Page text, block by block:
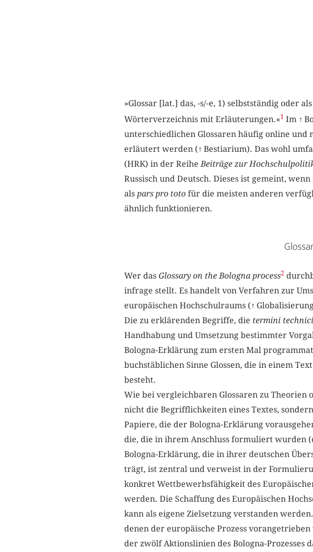
»Glossar [lat.] das, -s/-e, 1) selbstständig oder
Wörterverzeichnis mit Erläuterungen.«1Im ↑
unterschiedlichen Glossaren häufig online und
erläutert werden (↑ Bestiarium). Das wohl
(HRK) in der ReiheBeiträge zur
Russisch und Deutsch. Dieses ist gemeint,
als pars pro totofür die meisten anderen
ähnlich funktionieren.
Wer das Glossary on the Bologna process2
infrage stellt. Es handelt von Verfahren zur
europäischen Hochschulraums (↑
Die zu erklärenden Begriffe, die termini technici
Handhabung und Umsetzung bestimmter
Bologna-Erklärung zum ersten Mal
buchstäblichen Sinne Glossen, die in einem
besteht.
Wie bei vergleichbaren Glossaren zu Theorien
nicht die Begrifflichkeiten eines Textes,
Papiere, die der Bologna-Erklärung
die, die in ihrem Anschluss formuliert wurden
Bologna-Erklärung, die in ihrer deutschen
trägt, ist zentral und verweist in der
konkret Wettbewerbsfähigkeit des
werden. Die Schaffung des Europäischen
kann als eigene Zielsetzung verstanden
denen der europäische Prozess
der zwölf Aktionslinien des Bologna-